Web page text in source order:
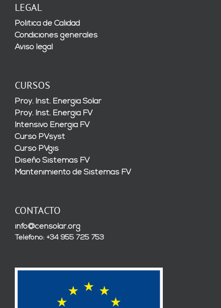
LEGAL
Política de Calidad
Condiciones generales
Aviso legal
CURSOS
Proy. Inst. Energía Solar
Proy. Inst. Energía FV
Intensivo Energía FV
Curso PVsyst
Curso PVgis
Diseño Sistemas FV
Mantenimiento de Sistemas FV
CONTACTO
info@censolar.org
Teléfono: +34 955 725 753